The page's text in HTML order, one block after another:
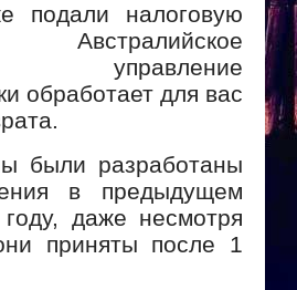
подали налоговую
Австралийское
управление
обработает для вас
были разработаны
в предыдущем
даже несмотря
приняты после 1